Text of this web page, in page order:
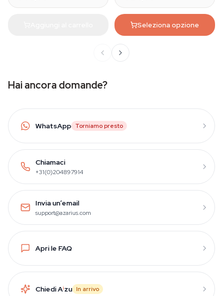
Seleziona opzione
Hai ancora domande?
WhatsApp Torniamo presto
Chiamaci
+31(0)204897914
Invia un’email
support@azarius.com
Apri le FAQ
Chiedi Aizu In arrivo